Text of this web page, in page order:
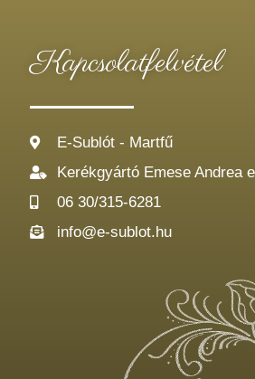
Kapcsolatfelvétel
E-Sublót - Martfű
Kerékgyártó Emese Andrea
06 30/315-6281
info@e-sublot.hu